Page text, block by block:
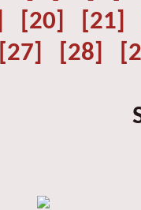
[20] [21]
[27]
[28]